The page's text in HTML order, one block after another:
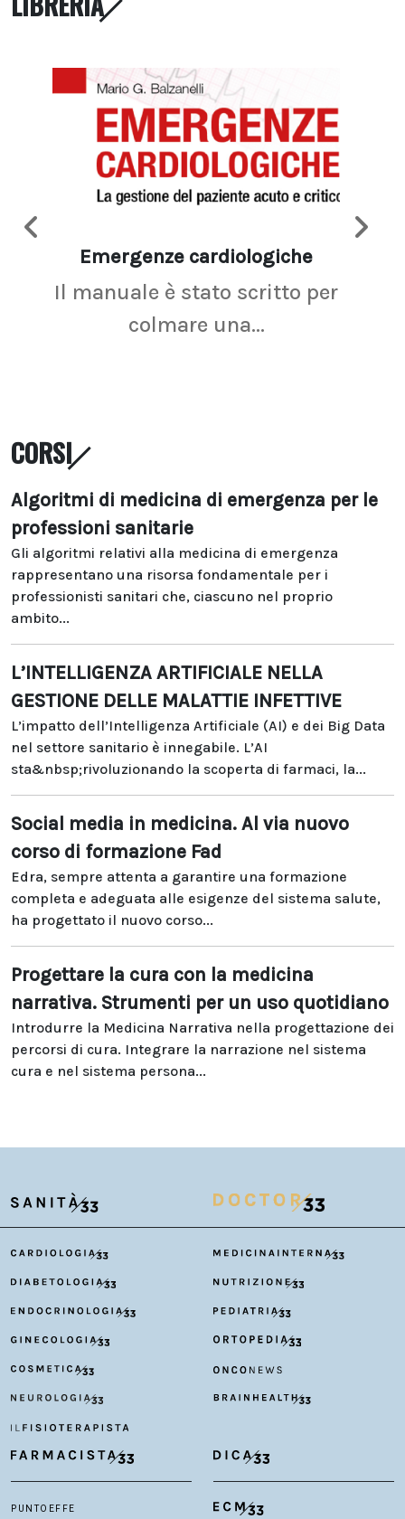
Emergenze cardiologiche
Il manuale è stato scritto per
colmare una...
CORSI
Algoritmi di medicina di emergenza per le
professioni sanitarie
Gli algoritmi relativi alla medicina di emergenza
rappresentano una risorsa fondamentale per i
professionisti sanitari che, ciascuno nel proprio
ambito...
L’INTELLIGENZA ARTIFICIALE NELLA
GESTIONE DELLE MALATTIE INFETTIVE
L’impatto dell’Intelligenza Artificiale (AI) e dei Big Data
nel settore sanitario è innegabile. L’AI
sta&nbsp;rivoluzionando la scoperta di farmaci, la...
Social media in medicina. Al via nuovo
corso di formazione Fad
Edra, sempre attenta a garantire una formazione
completa e adeguata alle esigenze del sistema salute,
ha progettato il nuovo corso...
Progettare la cura con la medicina
narrativa. Strumenti per un uso quotidiano
Introdurre la Medicina Narrativa nella progettazione dei
percorsi di cura. Integrare la narrazione nel sistema
cura e nel sistema persona...